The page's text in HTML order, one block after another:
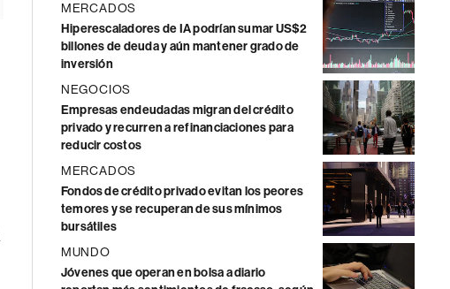
MERCADOS
Hiperescaladores de IA podrían sumar US$2
billones de deuda y aún mantener grado de
inversión
NEGOCIOS
Empresas endeudadas migran del crédito
privado y recurren a refinanciaciones para
reducir costos
MERCADOS
Fondos de crédito privado evitan los peores
temores y se recuperan de sus mínimos
bursátiles
MUNDO
Jóvenes que operan en bolsa a diario